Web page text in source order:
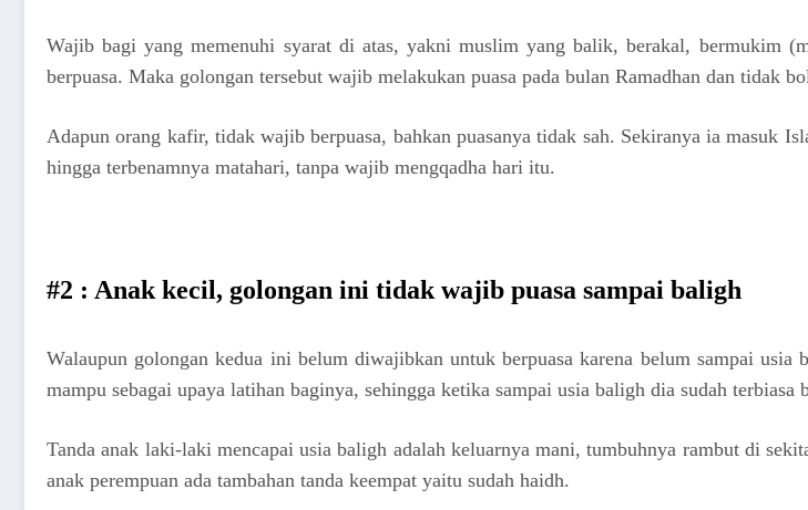
Wajib bagi yang memenuhi syarat di atas, yakni muslim yang balik, berakal, bermukim
berpuasa. Maka golongan tersebut wajib melakukan puasa pada bulan Ramadhan dan tidak
Adapun orang kafir, tidak wajib berpuasa, bahkan puasanya tidak sah. Sekiranya ia masuk
hingga terbenamnya matahari, tanpa wajib mengqadha hari itu.
#2 : Anak kecil, golongan ini tidak wajib puasa sampai baligh
Walaupun golongan kedua ini belum diwajibkan untuk berpuasa karena belum sampai
mampu sebagai upaya latihan baginya, sehingga ketika sampai usia baligh dia sudah terbiasa
Tanda anak laki-laki mencapai usia baligh adalah keluarnya mani, tumbuhnya rambut di
anak perempuan ada tambahan tanda keempat yaitu sudah haidh.